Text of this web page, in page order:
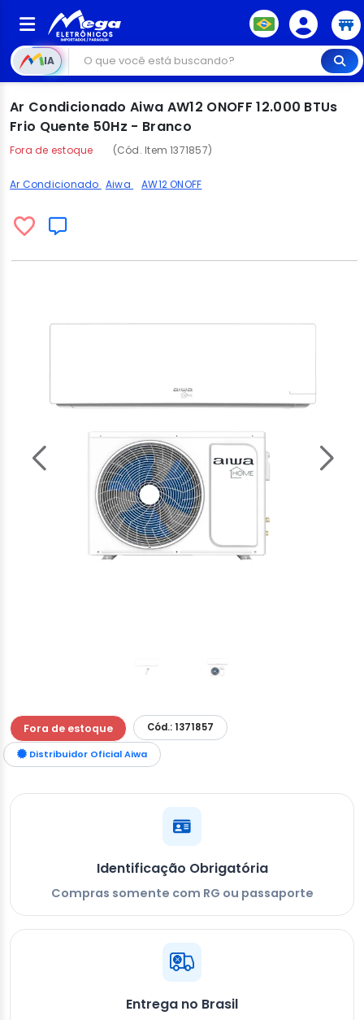
IA
Ar Condicionado Aiwa AW12 ONOFF 12.000 BTUs
Frio Quente 50Hz - Branco
Fora de estoque (Cód. Item 1371857)
Ar Condicionado Aiwa AW12 ONOFF
Fora de estoque Cód.: 1371857
Distribuidor Oficial Aiwa
Identificação Obrigatória
Compras somente com RG ou passaporte
Entrega no Brasil